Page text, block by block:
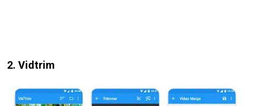
2. Vidtrim